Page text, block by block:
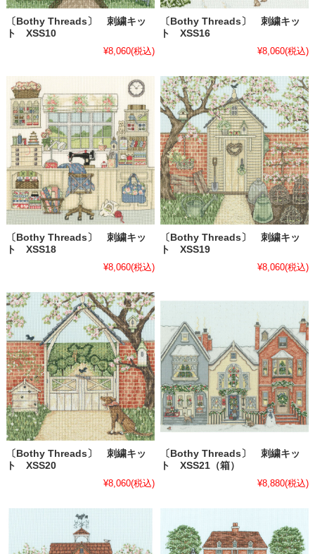
〔Bothy Threads〕 刺繍キッ
ト XSS10
¥8,060(税込)
〔Bothy Threads〕 刺繍キッ
ト XSS16
¥8,060(税込)
〔Bothy Threads〕 刺繍キッ
ト XSS18
¥8,060(税込)
〔Bothy Threads〕 刺繍キッ
ト XSS19
¥8,060(税込)
〔Bothy Threads〕 刺繍キッ
ト XSS20
¥8,060(税込)
〔Bothy Threads〕 刺繍キッ
ト XSS21（箱）
¥8,880(税込)